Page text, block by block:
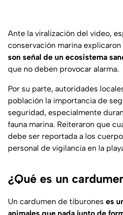
Ante la viralización del video,
conservación marina
son señal de un ecosistema
que no deben provocar alarma.
Por su parte, autoridades
población la importancia de
seguridad, especialmente
fauna marina. Reiteraron que
debe ser reportada a los
personal de vigilancia en la
¿Qué es un
Un cardumen de tiburones es